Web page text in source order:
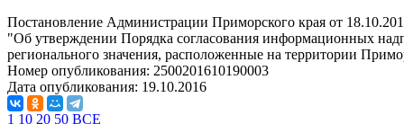
Постановление Администрации Приморского края от
"Об утверждении Порядка согласования информационных
регионального значения, расположенные на территории
Номер опубликования: 2500201610190003
Дата опубликования: 19.10.2016
1 10 20 50 ВСЕ